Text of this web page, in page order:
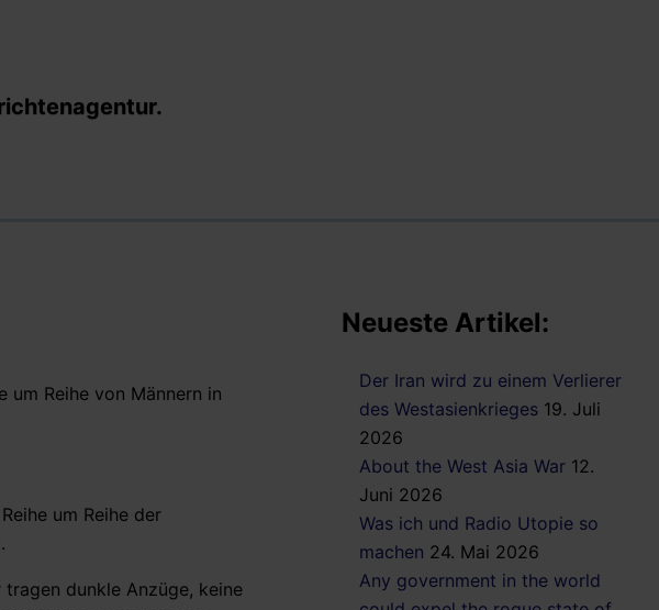
um Reihe von Männern in
um Reihe der
dunkle Anzüge, keine
Neueste Artikel:
Der Iran wird zu einem Verlierer
des Westasienkrieges 19. Juli
2026
About the West Asia War 12.
Juni 2026
Was ich und Radio Utopie so
machen 24. Mai 2026
Any government in the world